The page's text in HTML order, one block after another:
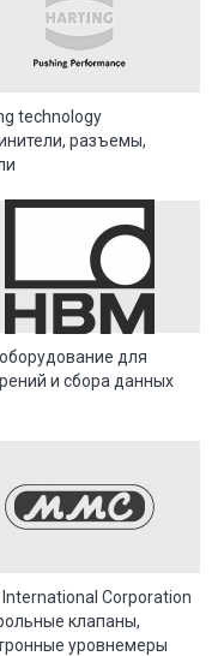
technology
разъемы,
для
и сбора данных
International Corporation
клапаны,
уровнемеры